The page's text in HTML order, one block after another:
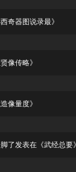
奇器图说录最》
像传略》
像量度》
了发表在《武经总要》